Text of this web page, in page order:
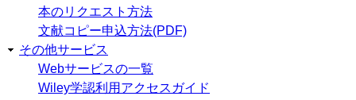
本のリクエスト方法
文献コピー申込方法(PDF)
その他サービス
Webサービスの一覧
Wiley学認利用アクセスガイド